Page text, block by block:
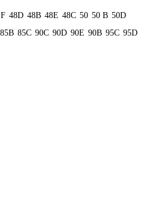
48D 48В 48Е 48С 50 50 B 50D
85В 85С 90C 90D 90E 90В 95C 95D